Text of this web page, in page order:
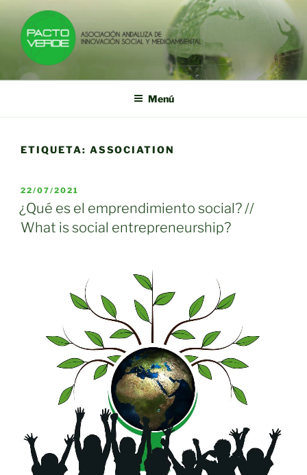
contenido
PACTO VERDE
Asociación Andaluza de Innovación Social y Medioambiental
Menú
ETIQUETA: ASSOCIATION
PUBLICADO
EL
22/07/2021
¿Qué es el emprendimiento social? //
What is social entrepreneurship?